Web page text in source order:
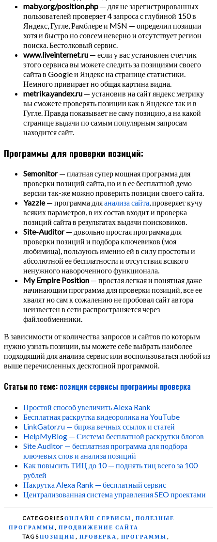
maby.org/position.php — для не зарегистрированных
пользователей проверяет 4 запроса с глубиной 150 в
Яндекс, Гугле, Рамблере и MSN — определил позиции
хотя и быстро но совсем неверно и отсутствует регион
поиска. Бестолковый сервис.
www.liveinternet.ru — если у вас установлен счетчик
этого сервиса вы можете следить за позициями своего
сайта в Google и Яндекс на странице статистики.
Немного привирает но общая картина видна.
metrika.yandex.ru — установив на сайт яндекс метрику
вы сможете проверять позиции как в Яндексе так и в
Гугле. Правда показывает не саму позицию, а на какой
странице выдачи по самым популярным запросам
находится сайт.
Программы для проверки позиций:
Semonitor— платная супер мощная программа для
проверки позиций сайта, но и в ее бесплатной демо
версии так-же можно проверить позиции своего сайта.
Yazzle— программа дляанализа сайта , проверяет кучу
всяких параметров, в их состав входит и проверка
позиций сайта в результатах выдачи поисковиков.
Site-Auditor— довольно простая программа для
проверки позиций и подбора ключевиков (моя
любимица), пользуюсь именно ей в силу простоты и
абсолютной ее бесплатности и отсутствия всякого
ненужного навороченного функционала.
My Empire Position — простая легкая и понятная даже
начинающим программа для проверки позиций, все ее
хвалят но сам к сожалению не пробовал сайт автора
неизвестен в сети распространяется через
файлообменники.
В зависимости от количества запросов и сайтов по которым
нужно узнать позиции, вы можете себе выбрать наиболее
подходящий для анализа сервис или воспользоваться любой из
выше перечисленных десктопной программой.
Статьи по теме: позиции сервисы программы проверка
Простой способ увеличить Alexa Rank
Бесплатная раскрутка видеоролика на YouTube
LinkGator.ru — биржа вечных ссылок и статей
HelpMyBlog — Система бесплатной раскрутки блогов
Site Auditor — бесплатная программа для подбора
ключевых слов и анализа позиций
Как повысить ТИЦ до 10 — поднять тиц всего за 100
рублей
Накрутка Alexa Rank — бесплатный сервис
Централизованная система управления SEO проектами
CATEGORIESОНЛАЙН СЕРВИСЫ , ПОЛЕЗНЫЕ
ПРОГРАММЫ , ПРОДВИЖЕНИЕ САЙТА
TAGSПОЗИЦИИ , ПРОВЕРКА , ПРОГРАММЫ ,